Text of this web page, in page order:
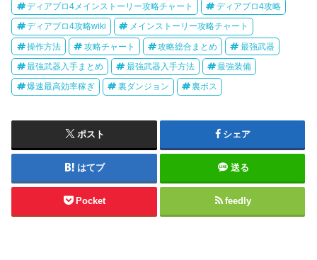
ディアブロ4メインストーリー攻略チャート ディアブロ4攻略
ディアブロ4攻略wiki メインストーリー攻略チャート
操作方法 攻略チャート 攻略総合まとめ 最強武器
最強武器入手まとめ 最強武器入手方法 最強装備
爆速最高効率稼ぎ 裏ダンジョン 裏ボス
ポスト シェア
はてブ 送る
Pocket feedly